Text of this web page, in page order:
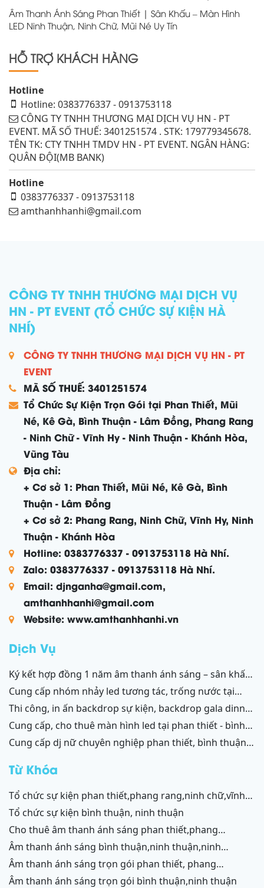
Âm Thanh Ánh Sáng Phan Thiết | Sân Khấu – Màn Hình
LED Ninh Thuận, Ninh Chữ, Mũi Né Uy Tín
HỖ TRỢ KHÁCH HÀNG
Hotline
Hotline: 0383776337 - 0913753118
CÔNG TY TNHH THƯƠNG MẠI DỊCH VỤ HN - PT
EVENT. MÃ SỐ THUẾ: 3401251574 . STK: 179779345678.
TÊN TK: CTY TNHH TMDV HN - PT EVENT. NGÂN HÀNG:
QUÂN ĐỘI(MB BANK)
Hotline
0383776337 - 0913753118
amthanhhanhi@gmail.com
CÔNG TY TNHH THƯƠNG MẠI DỊCH VỤ
HN - PT EVENT (TỔ CHỨC SỰ KIỆN HÀ
NHÍ)
CÔNG TY TNHH THƯƠNG MẠI DỊCH VỤ HN - PT
EVENT
MÃ SỐ THUẾ: 3401251574
Tổ Chức Sự Kiện Trọn Gói tại Phan Thiết, Mũi
Né, Kê Gà, Bình Thuận - Lâm Đồng, Phang Rang
- Ninh Chữ - Vĩnh Hy - Ninh Thuận - Khánh Hòa,
Vũng Tàu
Địa chỉ:
+ Cơ sở 1: Phan Thiết, Mũi Né, Kê Gà, Bình
Thuận - Lâm Đồng
+ Cơ sở 2: Phang Rang, Ninh Chữ, Vĩnh Hy, Ninh
Thuận - Khánh Hòa
Hotline: 0383776337 - 0913753118 Hà Nhí.
Zalo: 0383776337 - 0913753118 Hà Nhí.
Email: djnganha@gmail.com,
amthanhhanhi@gmail.com
Website: www.amthanhhanhi.vn
Dịch Vụ
ký kết hợp đồng 1 năm âm thanh ánh sáng – sân khấu
resort mũi né, tiến thành, kê gà, phan thiết, ninh thuận
cung cấp nhóm nhảy led tương tác, trống nước tại
ninh thuận – bình thuận
thi công, in ấn backdrop sự kiện, backdrop gala dinner,
backdrop team building, backdrop cánh gà, chữ nổi
3d, chữ nổi từ formex, chữ nổi hộp đèn led và ốp alu
phan thiết, bình thuận - ninh thuận - ninh chữ - phan
cung cấp, cho thuê màn hình led tại phan thiết - bình
thuận, ninh thuận - ninh chữ - phang rang
cung cấp dj nữ chuyên nghiệp phan thiết, bình thuận;
Từ Khóa
tổ chức sự kiện phan thiết,phang rang,ninh chữ,vĩnh
hy,cam ranh
tổ chức sự kiện bình thuận, ninh thuận
cho thuê âm thanh ánh sáng phan thiết,phang
rang,ninh chữ,vĩnh hy,cam ranh
âm thanh ánh sáng bình thuận,ninh thuận,ninh
chữ,vĩnh hy,cam ranh
âm thanh ánh sáng trọn gói phan thiết, phang
rang,cam ranh
âm thanh ánh sáng trọn gói bình thuận,ninh thuận